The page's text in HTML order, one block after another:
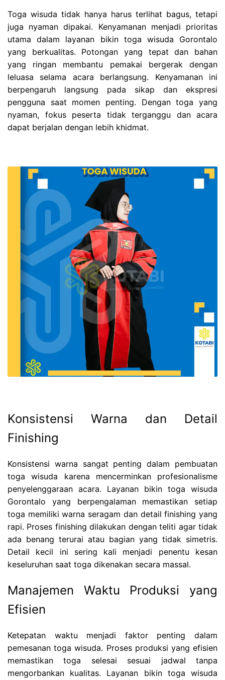
Toga wisuda tidak hanya harus terlihat bagus, tetapi
juga nyaman dipakai. Kenyamanan menjadi prioritas
utama dalam layanan bikin toga wisuda Gorontalo
yang berkualitas. Potongan yang tepat dan bahan
yang ringan membantu pemakai bergerak dengan
leluasa selama acara berlangsung. Kenyamanan ini
berpengaruh langsung pada sikap dan ekspresi
pengguna saat momen penting. Dengan toga yang
nyaman, fokus peserta tidak terganggu dan acara
dapat berjalan dengan lebih khidmat.
Konsistensi Warna dan Detail
Finishing
Konsistensi warna sangat penting dalam pembuatan
toga wisuda karena mencerminkan profesionalisme
penyelenggaraan acara. Layanan bikin toga wisuda
Gorontalo yang berpengalaman memastikan setiap
toga memiliki warna seragam dan detail finishing yang
rapi. Proses finishing dilakukan dengan teliti agar tidak
ada benang terurai atau bagian yang tidak simetris.
Detail kecil ini sering kali menjadi penentu kesan
keseluruhan saat toga dikenakan secara massal.
Manajemen Waktu Produksi yang
Efisien
Ketepatan waktu menjadi faktor penting dalam
pemesanan toga wisuda. Proses produksi yang efisien
memastikan toga selesai sesuai jadwal tanpa
mengorbankan kualitas. Layanan bikin toga wisuda